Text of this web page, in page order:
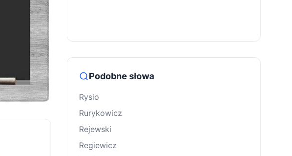
Podobne słowa
Rysio
Rurykowicz
Rejewski
Regiewicz